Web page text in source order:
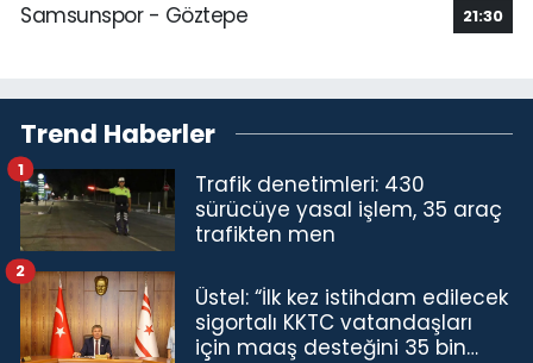
Samsunspor - Göztepe
21:30
Trend Haberler
Trafik denetimleri: 430
sürücüye yasal işlem, 35 araç
trafikten men
1
Üstel: “İlk kez istihdam edilecek
sigortalı KKTC vatandaşları
için maaş desteğini 35 bin
2